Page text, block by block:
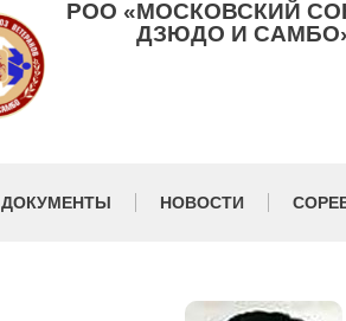
РОО «МОСКОВСКИЙ
ДЗЮДО И
ДОКУМЕНТЫ НОВОСТИ